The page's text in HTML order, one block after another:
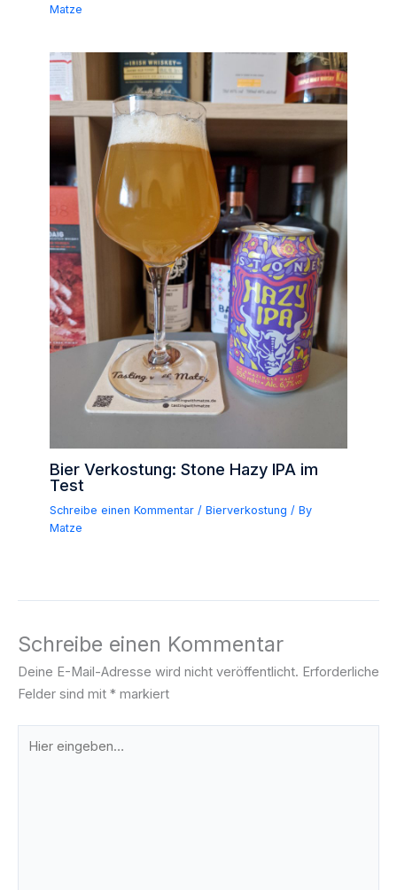
Matze
Bier Verkostung: Stone Hazy IPA im
Test
Schreibe einen Kommentar /Bierverkostung / By
Matze
Schreibe einen Kommentar
Deine E-Mail-Adresse wird nicht veröffentlicht. Erforderliche
Felder sind mit * markiert
eingeben…